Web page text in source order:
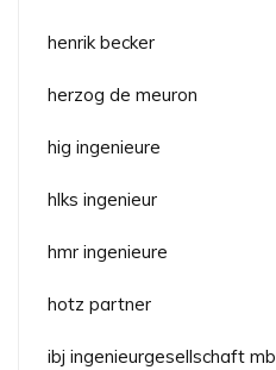
henrik becker
herzog de meuron
hig ingenieure
hlks ingenieur
hmr ingenieure
hotz partner
ibj ingenieurgesellschaft